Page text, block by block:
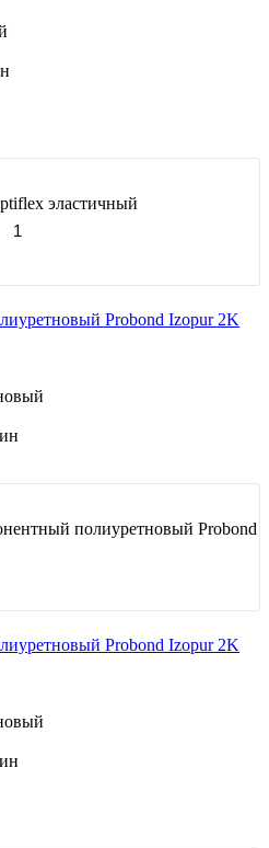
эластичный
Probond Izopur 2K
полиуретновый Probond
Probond Izopur 2K